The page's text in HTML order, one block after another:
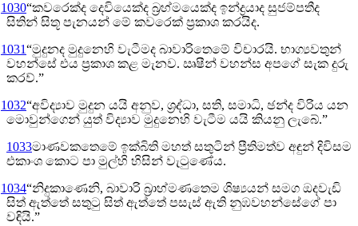
1030“කවරෙක්ද දෙවියෙක්ද බ්‍රහ්මයෙක්ද ඉන්ද්‍රයාද සුජම්පතීද
සිතින් සිතූ පැනයන් මේ කවරෙක් ප්‍රකාශ කරයිද.
1031“මුදුනද මුදුනෙහි වැටීමද බාවාරිතෙමේ විචාරයි. භාග්‍යවතුන්
වහන්සේ එය ප්‍රකාශ කළ මැනව. ඍෂීන් වහන්ස අපගේ සැක දුරු
කරව්.”
1032“අවිද්‍යාව මුදුන යයි අනුව, ශ්‍රද්ධා, සති, සමාධි, ඡන්ද විරිය යන
මොවුන්ගෙන් යුත් විද්‍යාව මුදුනෙහි වැටීම යයි කියනු ලැබේ.”
1033මාණවකතෙමේ ඉක්බිති මහත් සතුටින් ප්‍රීතිමත්ව අඳුන් දිවිසම
එකාංශ කොට පා මුල්හි හිසින් වැටුණේය.
1034“නිදුකාණෙනි, බාවාරි බ්‍රාහ්මණතෙම ශිෂ්‍යයන් සමග ඔදවැඩි
සිත් ඇත්තේ සතුටු සිත් ඇත්තේ පසැස් ඇති නුඹවහන්සේගේ පා
වඳියි.”